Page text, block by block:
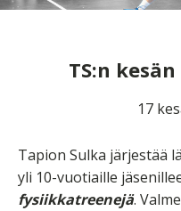
TS:n
17
Tapion Sulka järjestää
yli 10-vuotiaille
fysiikkatreenejä.